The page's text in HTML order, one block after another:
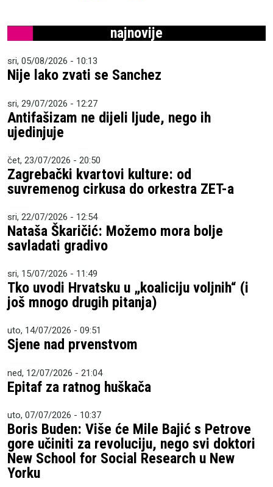
najnovije
sri, 05/08/2026 - 10:13
Nije lako zvati se Sanchez
sri, 29/07/2026 - 12:27
Antifašizam ne dijeli ljude, nego ih
ujedinjuje
čet, 23/07/2026 - 20:50
Zagrebački kvartovi kulture: od
suvremenog cirkusa do orkestra ZET-a
sri, 22/07/2026 - 12:54
Nataša Škaričić: Možemo mora bolje
savladati gradivo
sri, 15/07/2026 - 11:49
Tko uvodi Hrvatsku u „koaliciju voljnih“ (i
još mnogo drugih pitanja)
uto, 14/07/2026 - 09:51
Sjene nad prvenstvom
ned, 12/07/2026 - 21:04
Epitaf za ratnog huškača
uto, 07/07/2026 - 10:37
Boris Buden: Više će Mile Bajić s Petrove
gore učiniti za revoluciju, nego svi doktori
New School for Social Research u New
Yorku